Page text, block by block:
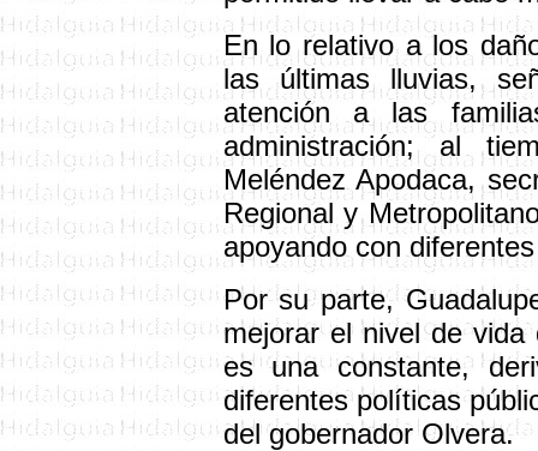
En lo relativo a los
las últimas lluvias,
atención a las
administración; al
Meléndez Apodaca,
Regional y
apoyando con
Por su parte,
mejorar el nivel de
es una constante,
diferentes políticas
del gobernador Olvera.